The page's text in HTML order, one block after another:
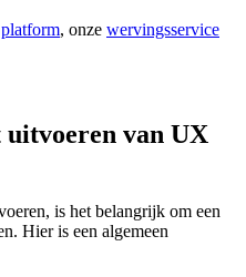
platform, onze wervingsservice
uitvoeren van UX
is het belangrijk om een
Hier is een algemeen